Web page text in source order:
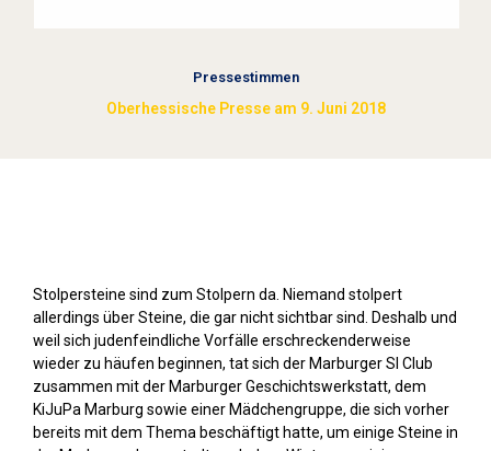
Pressestimmen
Oberhessische Presse am 9. Juni 2018
Stolpersteine sind zum Stolpern da. Niemand stolpert
allerdings über Steine, die gar nicht sichtbar sind. Deshalb und
weil sich judenfeindliche Vorfälle erschreckenderweise
wieder zu häufen beginnen, tat sich der Marburger SI Club
zusammen mit der Marburger Geschichtswerkstatt, dem
KiJuPa Marburg sowie einer Mädchengruppe, die sich vorher
bereits mit dem Thema beschäftigt hatte, um einige Steine in